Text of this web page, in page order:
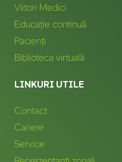
Viitori Medici
Educație continuă
Pacienți
Biblioteca virtuală
LINKURI UTILE
Contact
Cariere
Service